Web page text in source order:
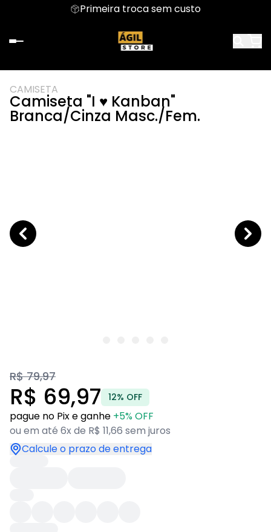
Primeira troca sem custo
CAMISETA
Camiseta "I ♥ Kanban"
Branca/Cinza Masc./Fem.
R$ 79,97
R$ 69,97 12% OFF
pague no Pix e ganhe +5% OFF
ou em até 6x de R$ 11,66 sem juros
Calcule o prazo de entrega